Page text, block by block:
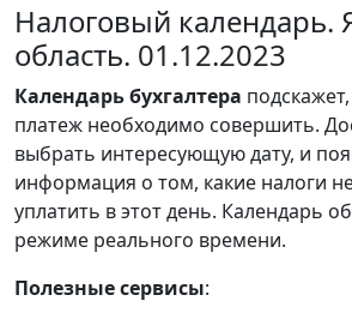
Налоговый календарь.
область. 01.12.2023
Календарьбухгалтера
платеж необходимо совершить.
выбрать интересующую дату, и
информация о том, какие налоги
уплатить в этот день. Календарь
режиме реального времени.
Полезные сервисы: